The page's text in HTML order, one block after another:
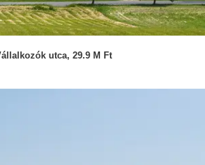
utca, 29.9 M Ft